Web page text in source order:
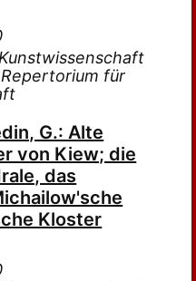
für
G.: Alte
von Kiew; die
das
Kloster